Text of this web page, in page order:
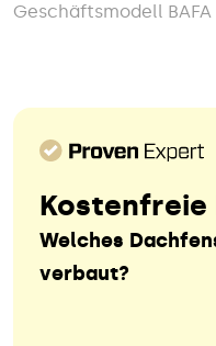
Geschäftsmodell
Welches
verbaut?